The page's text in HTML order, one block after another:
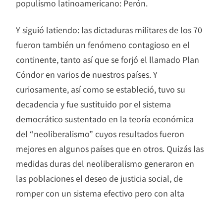
populismo latinoamericano: Perón.
Y siguió latiendo: las dictaduras militares de los 70
fueron también un fenómeno contagioso en el
continente, tanto así que se forjó el llamado Plan
Cóndor en varios de nuestros países. Y
curiosamente, así como se estableció, tuvo su
decadencia y fue sustituido por el sistema
democrático sustentado en la teoría económica
del “neoliberalismo” cuyos resultados fueron
mejores en algunos países que en otros. Quizás las
medidas duras del neoliberalismo generaron en
las poblaciones el deseo de justicia social, de
romper con un sistema efectivo pero con alta